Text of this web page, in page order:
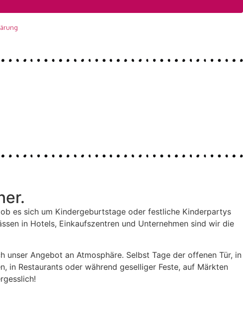
es sich um Kindergeburtstage oder festliche Kinderpartys
in Hotels, Einkaufszentren und Unternehmen sind wir die
Angebot an Atmosphäre. Selbst Tage der offenen Tür, in
in Restaurants oder während geselliger Feste, auf Märkten